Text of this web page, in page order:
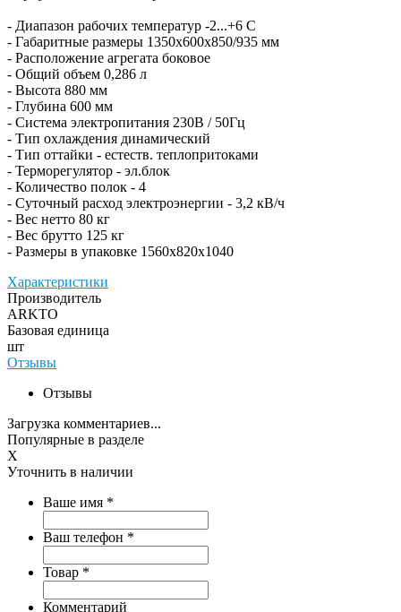
- Диапазон рабочих температур -2...+6 C
- Габаритные размеры 1350x600x850/935 мм
- Расположение агрегата боковое
- Общий объем 0,286 л
- Высота 880 мм
- Глубина 600 мм
- Система электропитания 230В / 50Гц
- Тип охлаждения динамический
- Тип оттайки - естеств. теплопритоками
- Терморегулятор - эл.блок
- Количество полок - 4
- Суточный расход электроэнергии - 3,2 кВ/ч
- Вес нетто 80 кг
- Вес брутто 125 кг
- Размеры в упаковке 1560x820x1040
Характеристики
Производитель
ARKTO
Базовая единица
шт
Отзывы
Отзывы
Загрузка комментариев...
Популярные в разделе
X
Уточнить в наличии
Ваше имя *
Ваш телефон *
Товар *
Комментарий